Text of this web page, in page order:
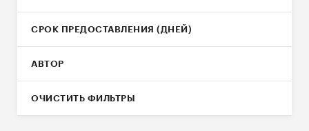
СРОК ПРЕДОСТАВЛЕНИЯ (ДНЕЙ)
АВТОР
ОЧИСТИТЬ ФИЛЬТРЫ